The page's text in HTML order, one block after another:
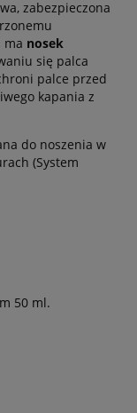
zabezpieczona
ma nosek
się palca
palce przed
kapania z
do noszenia w
(System
50 ml.